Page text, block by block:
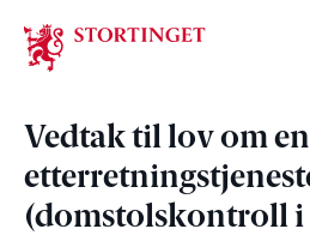
Stortinget.no
Vedtak til lov om
(domstolskontroll i